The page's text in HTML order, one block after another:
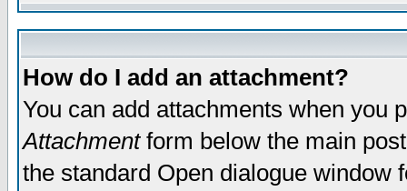
How do I add an attachment?
You can add attachments when you
Attachmentform below the main
the standard Open dialogue window